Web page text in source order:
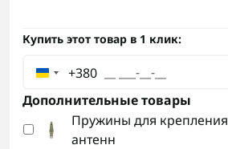
Купить этот товар в 1 клик:
+380
Дополнительные товары
Пружины для крепления
антенн